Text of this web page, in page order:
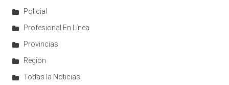
Policial
Profesional En Línea
Provincias
Región
Todas la Noticias